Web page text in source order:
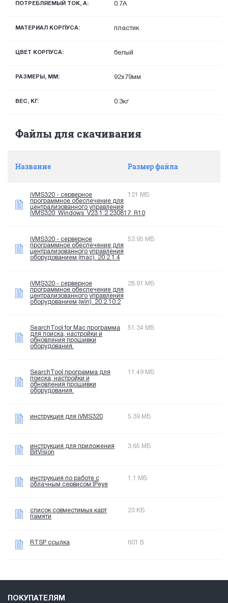
ПОТРЕБЛЯЕМЫЙ ТОК, А: 0.7A
МАТЕРИАЛ КОРПУСА: пластик
ЦВЕТ КОРПУСА: белый
РАЗМЕРЫ, ММ: 92х79мм
ВЕС, КГ: 0.3кг
Файлы для скачивания
Название Размер файла
iVMS320 - серверное
программное обеспечение для
централизованного управления
iVMS320_Windows_V23.1.2.230817_R10
121 МБ
iVMS320 - серверное
программное обеспечение для
централизованного управления
оборудованием (mac). 20.2.1.4
52.95 МБ
iVMS320 - серверное
программное обеспечение для
централизованного управления
оборудованием (win). 20.2.10.2
28.91 МБ
SearchTool for Mac программа
для поиска, настройки и
обновления прошивки
оборудования.
51.34 МБ
SearchTool программа для
поиска, настройки и
обновления прошивки
оборудования.
11.49 МБ
инструкция для iVMS320 5.39 МБ
инструкция для приложения
BitVision
3.65 МБ
инструкция по работе с
облачным сервисом IPeye
1.1 МБ
список совместимых карт
памяти
23 КБ
RTSP ссылка 601 Б
ПОКУПАТЕЛЯМ